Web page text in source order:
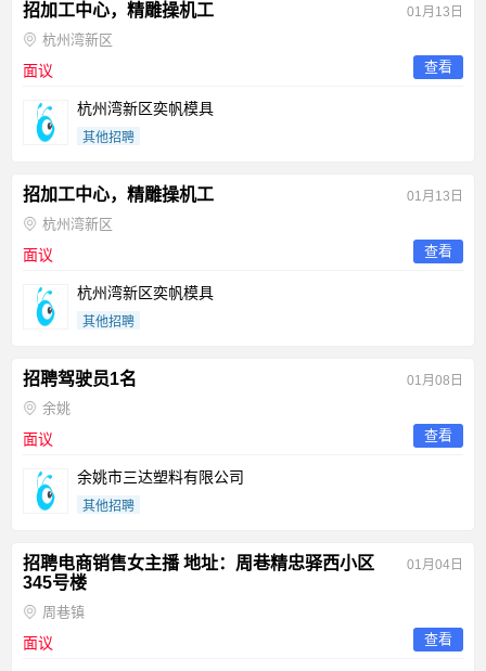
招加工中心，精雕操机工 01月13日
杭州湾新区
面议 查看
杭州湾新区奕帆模具
其他招聘
招加工中心，精雕操机工 01月13日
杭州湾新区
面议 查看
杭州湾新区奕帆模具
其他招聘
招聘驾驶员1名 01月08日
余姚
面议 查看
余姚市三达塑料有限公司
其他招聘
招聘电商销售女主播 地址：周巷精忠驿西小区
345号楼
01月04日
周巷镇
面议 查看